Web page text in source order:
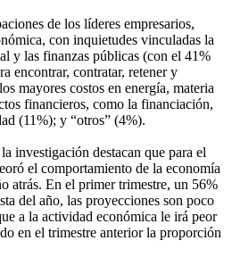
de los líderes empresarios,
con inquietudes vinculadas la
y las finanzas públicas (con el 41%
encontrar, contratar, retener y
mayores costos en energía, materia
financieros, como la financiación,
(11%); y “otros” (4%).
investigación destacan que para el
el comportamiento de la economía
atrás. En el primer trimestre, un 56%
del año, las proyecciones son poco
a la actividad económica le irá peor
en el trimestre anterior la proporción